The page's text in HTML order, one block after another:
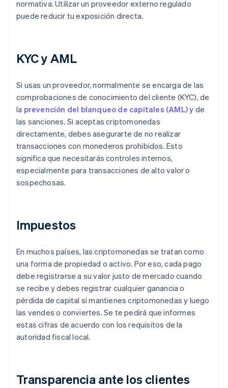
normativa. Utilizar un proveedor externo regulado
puede reducir tu exposición directa.
KYC y AML
Si usas un proveedor, normalmente se encarga de las
comprobaciones de conocimiento del cliente (KYC), de
la prevención del blanqueo de capitales (AML)y de
las sanciones. Si aceptas criptomonedas
directamente, debes asegurarte de no realizar
transacciones con monederos prohibidos. Esto
significa que necesitarás controles internos,
especialmente para transacciones de alto valor o
sospechosas.
Impuestos
En muchos países, las criptomonedas se tratan como
una forma de propiedad o activo. Por eso, cada pago
debe registrarse a su valor justo de mercado cuando
se recibe y debes registrar cualquier ganancia o
pérdida de capital si mantienes criptomonedas y luego
las vendes o conviertes. Se te pedirá que informes
estas cifras de acuerdo con los requisitos de la
autoridad fiscal local.
Transparencia ante los clientes